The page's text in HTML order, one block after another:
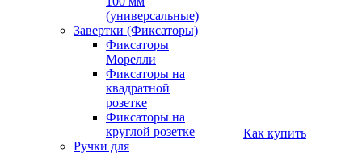
(универсальные)
Завертки (Фиксаторы)
Фиксаторы
Морелли
Фиксаторы на
квадратной
розетке
Фиксаторы на
круглой розетке
Ручки для
Как купить